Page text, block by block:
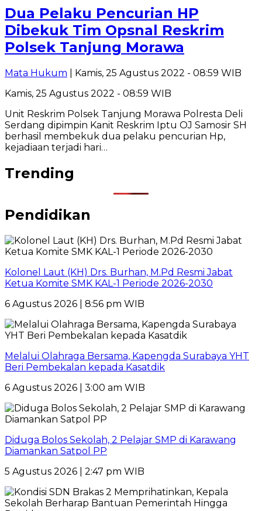
Dua Pelaku Pencurian HP
Dibekuk Tim Opsnal Reskrim
Polsek Tanjung Morawa
Mata Hukum | Kamis, 25 Agustus 2022 - 08:59 WIB
Kamis, 25 Agustus 2022 - 08:59 WIB
Unit Reskrim Polsek Tanjung Morawa Polresta Deli
Serdang dipimpin Kanit Reskrim Iptu OJ Samosir SH
berhasil membekuk dua pelaku pencurian Hp,
kejadiaan terjadi hari…
Trending
Pendidikan
Kolonel Laut (KH) Drs. Burhan, M.Pd Resmi Jabat
Ketua Komite SMK KAL-1 Periode 2026-2030
6 Agustus 2026 | 8:56 pm WIB
Melalui Olahraga Bersama, Kapengda Surabaya YHT
Beri Pembekalan kepada Kasatdik
6 Agustus 2026 | 3:00 am WIB
Diduga Bolos Sekolah, 2 Pelajar SMP di Karawang
Diamankan Satpol PP
5 Agustus 2026 | 2:47 pm WIB